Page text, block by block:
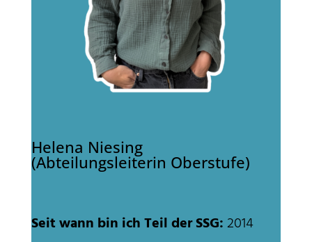
Helena Niesing
(Abteilungsleiterin Oberstufe)
Seit wann bin ich Teil der SSG:2014